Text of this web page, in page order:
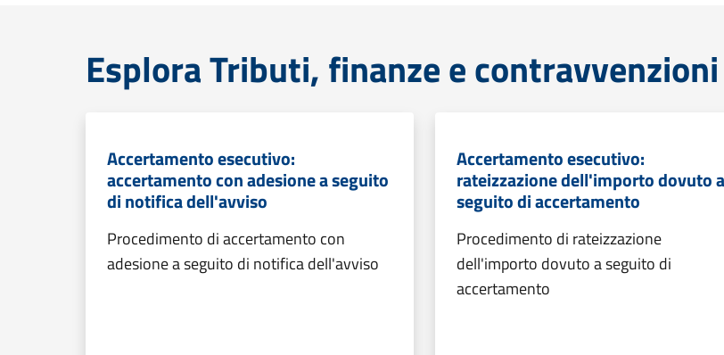
Esplora Tributi, finanze e contravvenzioni
Accertamento esecutivo:
accertamento con adesione a seguito
di notifica dell'avviso
Procedimento di accertamento con
adesione a seguito di notifica dell'avviso
Accertamento esecutivo:
rateizzazione dell'importo dovuto a
seguito di accertamento
Procedimento di rateizzazione
dell'importo dovuto a seguito di
accertamento